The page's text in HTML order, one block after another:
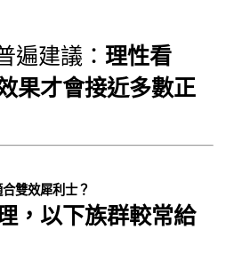
遍建議： 理性看
果才會接近多數正
雙效犀利士？
，以下族群較常給